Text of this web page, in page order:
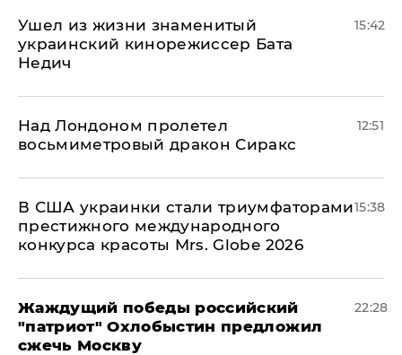
Ушел из жизни знаменитый
украинский кинорежиссер Бата
Недич
15:42
Над Лондоном пролетел
восьмиметровый дракон Сиракс
12:51
В США украинки стали триумфаторами
престижного международного
конкурса красоты Mrs. Globe 2026
15:38
Жаждущий победы российский
"патриот" Охлобыстин предложил
сжечь Москву
22:28